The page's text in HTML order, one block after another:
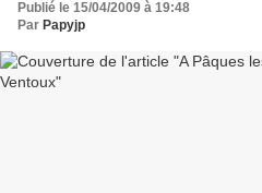
Publié le 15/04/2009 à 19:48
Par Papyjp